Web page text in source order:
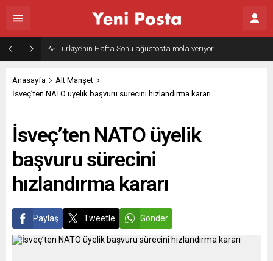
Türkiye’nin Hafta Sonu ağustosta mola veriyor
Anasayfa
Alt Manşet
İsveç’ten NATO üyelik başvuru sürecini hızlandırma kararı
İsveç’ten NATO üyelik
başvuru sürecini
hızlandırma kararı
Paylaş Tweetle Gönder